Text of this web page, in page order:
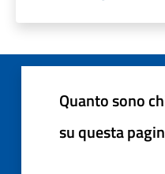
Quanto sono
su questa